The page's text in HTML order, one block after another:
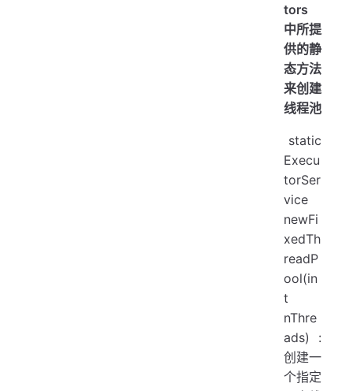
tors
中所提
供的静
态方法
来创建
线程池
​ static
Execu
torSer
vice
newFi
xedTh
readP
ool(in
t
nThre
ads) :
创建一
个指定